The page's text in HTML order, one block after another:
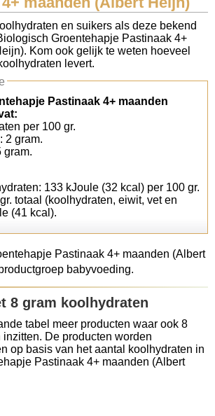
en suikers als deze bekend
Groentehapje Pastinaak 4+
Kom ook gelijk te weten hoeveel
levert.
Pastinaak 4+ maanden
per 100 gr.
2 gram.
gram.
133 kJoule (32 kcal) per 100 gr.
totaal (koolhydraten, eiwit, vet en
(41 kcal).
Pastinaak 4+ maanden (Albert
babyvoeding.
8 gram koolhydraten
tabel meer producten waar ook 8
De producten worden
op basis van het aantal koolhydraten in
Pastinaak 4+ maanden (Albert